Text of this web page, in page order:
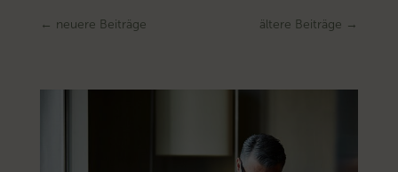
← neuere Beiträge ältere Beiträge →